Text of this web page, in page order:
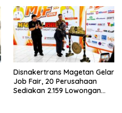
Disnakertrans Magetan Gelar
Job Fair, 20 Perusahaan
Sediakan 2.159 Lowongan